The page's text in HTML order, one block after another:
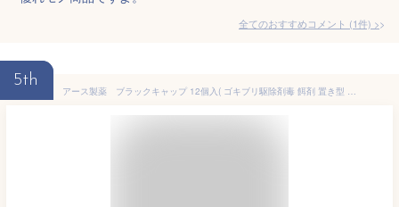
全てのおすすめコメント (1件) >
5th
アース製薬 ブラックキャップ 12個入( ゴキブリ駆除剤毒 餌剤 置き型 室内 屋外 駆除 忌避 ゴキブリ対策 防除用医薬部外品 ) ( 4901080206213 )